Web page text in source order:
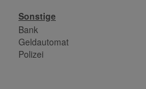
Sonstige
Bank
Geldautomat
Polizei